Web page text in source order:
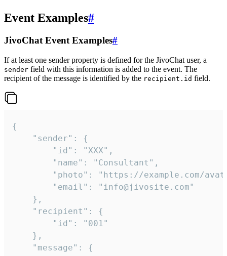
Event Examples#
JivoChat Event Examples#
If at least one sender property is defined for the JivoChat user, a
sender field with this information is added to the event. The
recipient of the message is identified by the recipient.id field.
{